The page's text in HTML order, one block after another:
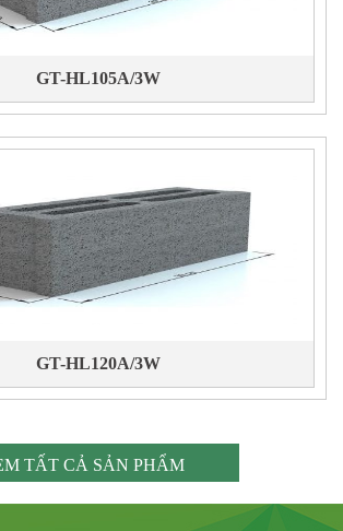
GT-HL105A/3W
GT-HL120A/3W
TẤT CẢ SẢN PHẨM